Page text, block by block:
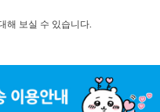
해 보실 수 있습니다.